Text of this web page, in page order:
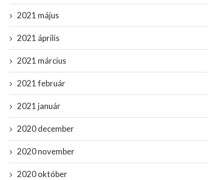
2021 május
2021 április
2021 március
2021 február
2021 január
2020 december
2020 november
2020 október